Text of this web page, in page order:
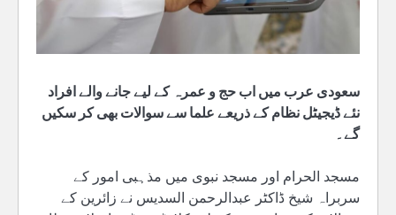
سعودی عرب میں اب حج و عمرہ کے لیے جانے والے افراد
نئے ڈیجیٹل نظام کے ذریعے علما سے سوالات بھی کر سکیں
گے۔
مسجد الحرام اور مسجد نبوی میں مذہبی امور کے
سربراہ شیخ ڈاکٹر عبدالرحمن السدیس نے زائرین کے